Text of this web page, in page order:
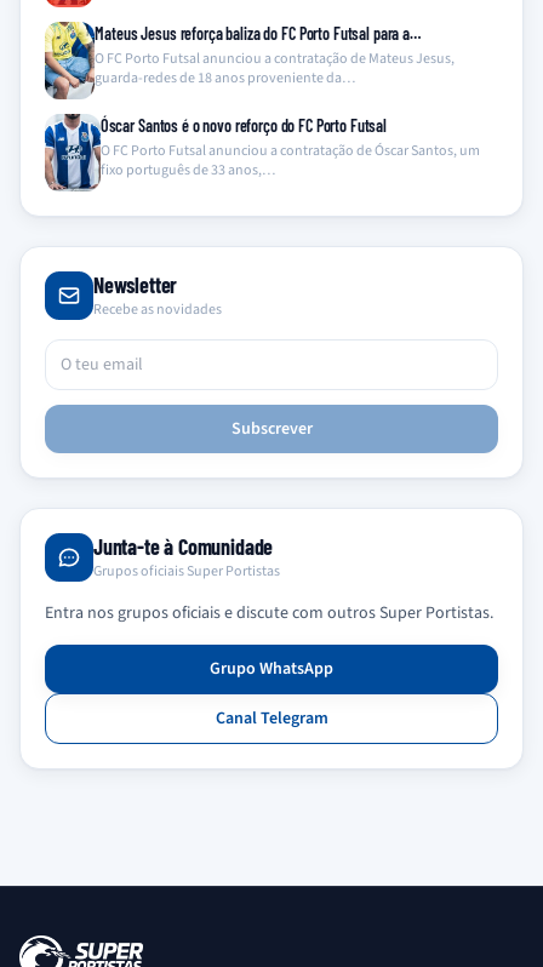
Mateus Jesus reforça baliza do FC Porto Futsal para a…
O FC Porto Futsal anunciou a contratação de Mateus Jesus,
guarda-redes de 18 anos proveniente da…
Óscar Santos é o novo reforço do FC Porto Futsal
O FC Porto Futsal anunciou a contratação de Óscar Santos, um
fixo português de 33 anos,…
Newsletter
Recebe as novidades
Subscrever
Junta-te à Comunidade
Grupos oficiais Super Portistas
Entra nos grupos oficiais e discute com outros Super Portistas.
Grupo WhatsApp
Canal Telegram